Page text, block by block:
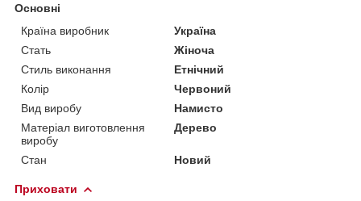
Основні
Країна виробник
Україна
Стать
Жіноча
Стиль виконання
Етнічний
Колір
Червоний
Вид виробу
Намисто
Матеріал виготовлення
виробу
Дерево
Стан Новий
Приховати